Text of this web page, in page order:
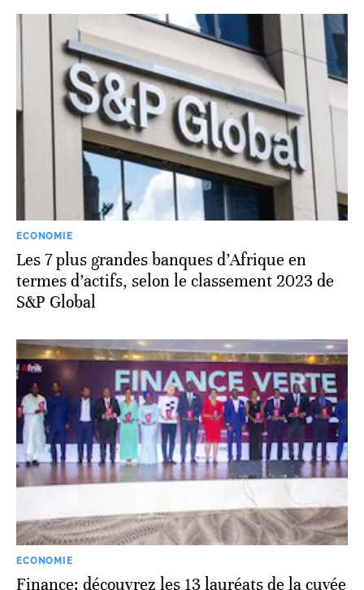
ECONOMIE
Les 7 plus grandes banques d’Afrique en
termes d’actifs, selon le classement 2023 de
S&P Global
ECONOMIE
Finance: découvrez les 13 lauréats de la cuvée